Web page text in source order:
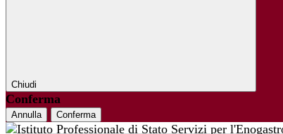
Chiudi
Conferma
Annulla Conferma